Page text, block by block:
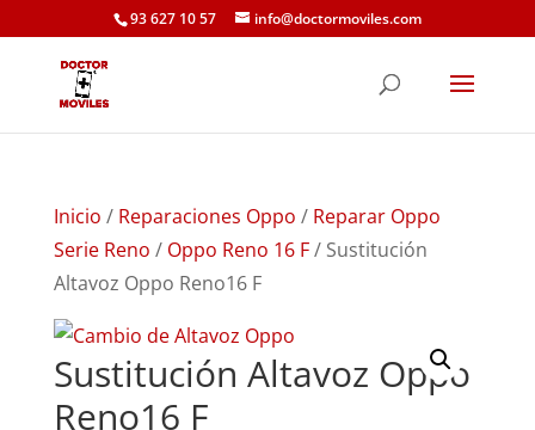
93 627 10 57 info@doctormoviles.com
Inicio / Reparaciones Oppo / Reparar Oppo
Serie Reno / Oppo Reno 16 F/ Sustitución
Altavoz Oppo Reno16 F
Sustitución Altavoz Oppo
Reno16 F